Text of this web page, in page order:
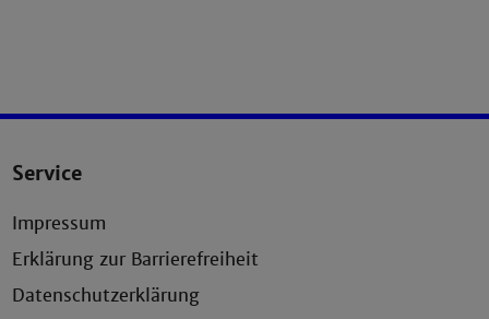
Service
Impressum
Erklärung zur Barrierefreiheit
Datenschutzerklärung